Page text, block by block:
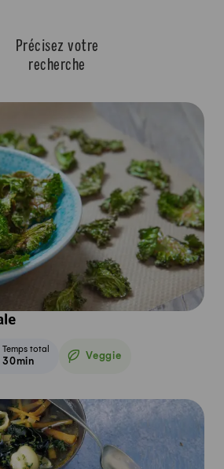
Précisez votre
recherche
Temps total
30min Veggie
Veggie